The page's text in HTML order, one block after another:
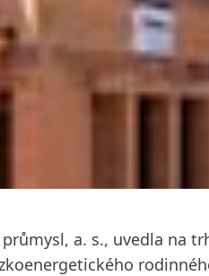
a. s., uvedla na